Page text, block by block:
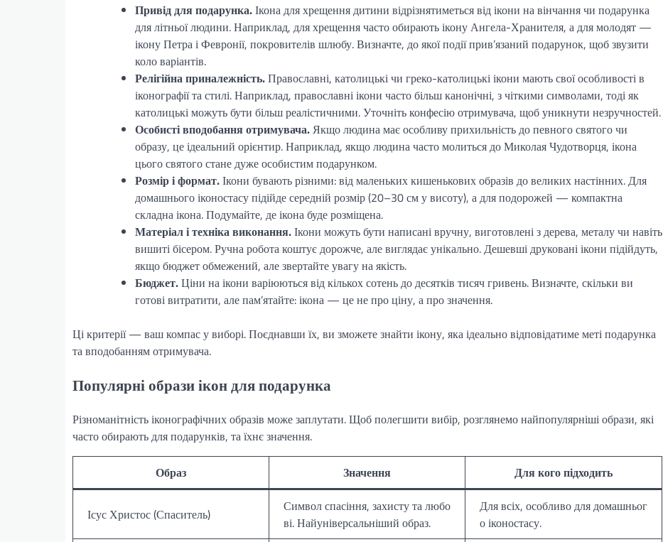
Привід для подарунка.Ікона для хрещення дитини відрізнятиметься від ікони на вінчання чи подарунка
для літньої людини. Наприклад, для хрещення часто обирають ікону Ангела-Хранителя, а для молодят —
ікону Петра і Февронії, покровителів шлюбу. Визначте, до якої події прив’язаний подарунок, щоб звузити
коло варіантів.
Релігійна приналежність.Православні, католицькі чи греко-католицькі ікони мають свої особливості в
іконографії та стилі. Наприклад, православні ікони часто більш канонічні, з чіткими символами, тоді як
католицькі можуть бути більш реалістичними. Уточніть конфесію отримувача, щоб уникнути незручностей.
Особисті вподобання отримувача.Якщо людина має особливу прихильність до певного святого чи
образу, це ідеальний орієнтир. Наприклад, якщо людина часто молиться до Миколая Чудотворця, ікона
цього святого стане дуже особистим подарунком.
Розмір і формат.Ікони бувають різними: від маленьких кишенькових образів до великих настінних. Для
домашнього іконостасу підійде середній розмір (20–30 см у висоту), а для подорожей — компактна
складна ікона. Подумайте, де ікона буде розміщена.
Матеріал і техніка виконання.Ікони можуть бути написані вручну, виготовлені з дерева, металу чи навіть
вишиті бісером. Ручна робота коштує дорожче, але виглядає унікально. Дешевші друковані ікони підійдуть,
якщо бюджет обмежений, але звертайте увагу на якість.
Бюджет.Ціни на ікони варіюються від кількох сотень до десятків тисяч гривень. Визначте, скільки ви
готові витратити, але пам’ятайте: ікона — це не про ціну, а про значення.
Ці критерії — ваш компас у виборі. Поєднавши їх, ви зможете знайти ікону, яка ідеально відповідатиме меті подарунка
та вподобанням отримувача.
Популярні образи ікон для подарунка
Різноманітність іконографічних образів може заплутати. Щоб полегшити вибір, розглянемо найпопулярніші образи, які
часто обирають для подарунків, та їхнє значення.
Образ Значення Для кого підходить
Ісус Христос (Спаситель)
Символ спасіння, захисту та любо
ві. Найуніверсальніший образ.
Для всіх, особливо для домашньог
о іконостасу.